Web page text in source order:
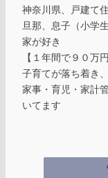
神奈川県、戸建て
旦那、息子（小学
家が好き
【１年間で９０万
子育てが落ち着き
家事・育児・家計
いてます